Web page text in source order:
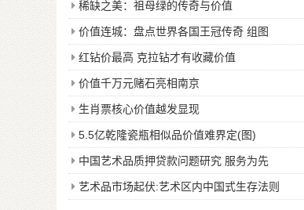
稀缺之美：祖母绿的传奇与价值
价值连城：盘点世界各国王冠传奇 组图
红钻价最高 克拉钻才有收藏价值
价值千万元赌石亮相南京
生肖票核心价值越发显现
5.5亿乾隆瓷瓶相似品价值难界定(图)
中国艺术品质押贷款问题研究 服务为先
艺术品市场起伏:艺术区内中国式生存法则